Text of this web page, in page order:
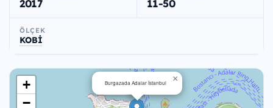
2017 11-50
ÖLÇEK
KOBİ
Burgazada Adalar İstanbul ×
+
−